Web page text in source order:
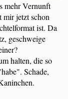
mehr Vernunft
jetzt schon
ist. Da
geschweige
halten, die so
Schade,